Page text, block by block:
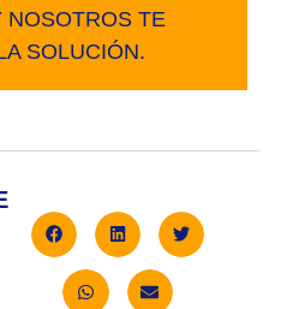
NOSOTROS TE
SOLUCIÓN.